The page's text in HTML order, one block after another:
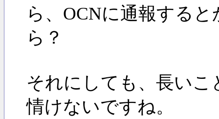
ら、OCNに通報する
ら？
それにしても、長い
情けないですね。